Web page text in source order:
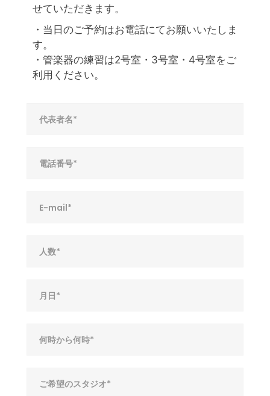
せていただきます。
・当日のご予約はお電話にてお願いいたしま
す。
・管楽器の練習は2号室・3号室・4号室をご
利用ください。